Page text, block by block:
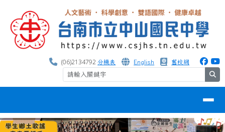
台南市中山國中
(06)2134792分機表 English 舊校網